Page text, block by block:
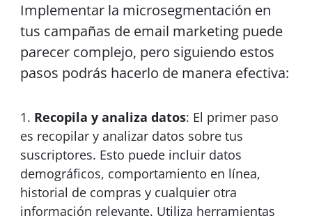
Implementar la microsegmentación en
tus campañas de email marketing puede
parecer complejo, pero siguiendo estos
pasos podrás hacerlo de manera efectiva:
Recopila y analiza datos: El primer paso
es recopilar y analizar datos sobre tus
suscriptores. Esto puede incluir datos
demográficos, comportamiento en línea,
historial de compras y cualquier otra
información relevante. Utiliza herramientas